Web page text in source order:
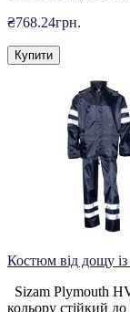
₴768.24грн.
Купити
Костюм від дощу
Sizam Plymouth
кольору стійкий